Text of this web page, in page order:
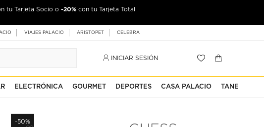
tu Tarjeta Socio o -20% con tu Tarjeta Total
VIAJES PALACIO ARISTOPET CELEBRA
INICIAR SESIÓN
ELECTRÓNICA GOURMET DEPORTES CASA PALACIO TANE
-50%